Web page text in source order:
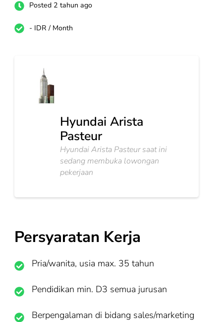
Posted 2 tahun ago
- IDR / Month
Hyundai Arista
Pasteur
Hyundai Arista Pasteur saat ini
sedang membuka lowongan
pekerjaan
Persyaratan Kerja
⁠Pria/wanita, usia max. 35 tahun
Pendidikan min. D3 semua jurusan
Berpengalaman di bidang sales/marketing